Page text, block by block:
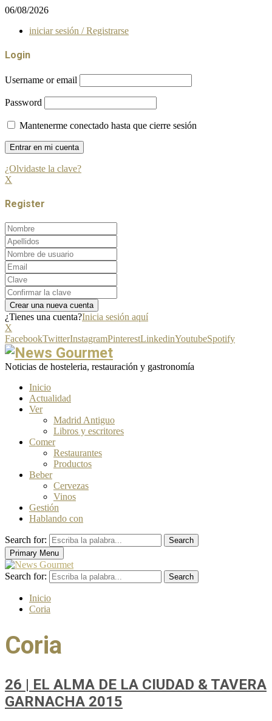
06/08/2026
iniciar sesión / Registrarse
Login
Username or email
Password
Mantenerme conectado hasta que cierre sesión
¿Olvidaste la clave?
X
Register
¿Tienes una cuenta?Inicia sesión aquí
X
FacebookTwitterInstagramPinterestLinkedinYoutubeSpotify
Noticias de hosteleria, restauración y gastronomía
Inicio
Actualidad
Ver
Madrid Antiguo
Libros y escritores
Comer
Restaurantes
Productos
Beber
Cervezas
Vinos
Gestión
Hablando con
Search for:
Search
Primary Menu
Search for: Search
Inicio
Coria
Coria
26 | EL ALMA DE LA CIUDAD & TAVERA
GARNACHA 2015